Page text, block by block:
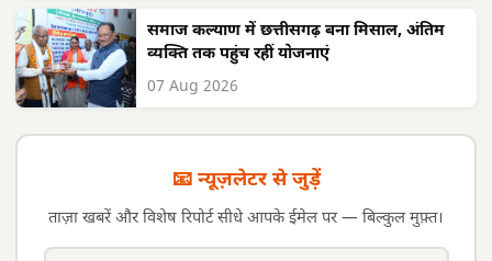
समाज कल्याण में छत्तीसगढ़ बना मिसाल, अंतिम
व्यक्ति तक पहुंच रहीं योजनाएं
07 Aug 2026
📧 न्यूज़लेटर से जुड़ें
ताज़ा खबरें और विशेष रिपोर्ट सीधे आपके ईमेल पर — बिल्कुल मुफ़्त।